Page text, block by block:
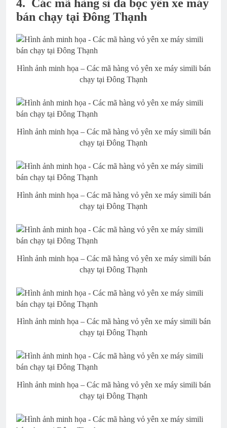
4. Các mã hàng sỉ da bọc yên xe máy
bán chạy tại Đông Thạnh
Hình ảnh minh họa – Các mã hàng vỏ yên xe máy simili bán
chạy tại Đông Thạnh
Hình ảnh minh họa – Các mã hàng vỏ yên xe máy simili bán
chạy tại Đông Thạnh
Hình ảnh minh họa – Các mã hàng vỏ yên xe máy simili bán
chạy tại Đông Thạnh
Hình ảnh minh họa – Các mã hàng vỏ yên xe máy simili bán
chạy tại Đông Thạnh
Hình ảnh minh họa – Các mã hàng vỏ yên xe máy simili bán
chạy tại Đông Thạnh
Hình ảnh minh họa – Các mã hàng vỏ yên xe máy simili bán
chạy tại Đông Thạnh